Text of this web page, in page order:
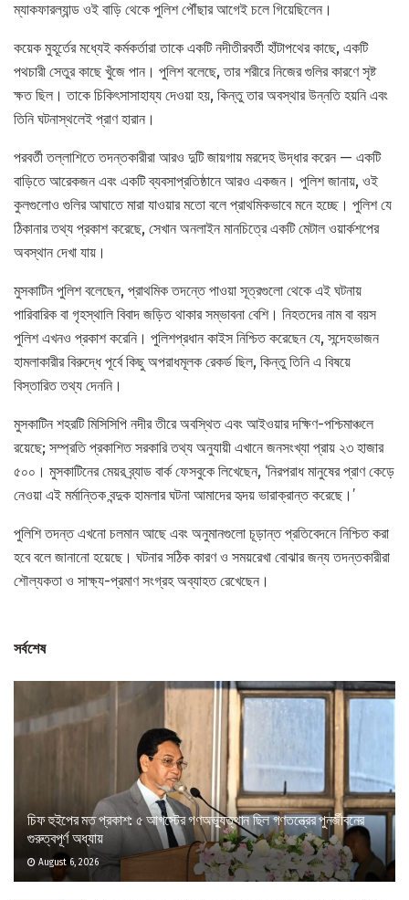
ম্যাকফারল্যান্ড ওই বাড়ি থেকে পুলিশ পৌঁছার আগেই চলে গিয়েছিলেন।
কয়েক মুহূর্তের মধ্যেই কর্মকর্তারা তাকে একটি নদীতীরবর্তী হাঁটাপথের কাছে, একটি
পথচারী সেতুর কাছে খুঁজে পান। পুলিশ বলেছে, তার শরীরে নিজের গুলির কারণে সৃষ্ট
ক্ষত ছিল। তাকে চিকিৎসাসাহায্য দেওয়া হয়, কিন্তু তার অবস্থার উন্নতি হয়নি এবং
তিনি ঘটনাস্থলেই প্রাণ হারান।
পরবর্তী তল্লাশিতে তদন্তকারীরা আরও দুটি জায়গায় মরদেহ উদ্ধার করেন — একটি
বাড়িতে আরেকজন এবং একটি ব্যবসাপ্রতিষ্ঠানে আরও একজন। পুলিশ জানায়, ওই
কুলগুলোও গুলির আঘাতে মারা যাওয়ার মতো বলে প্রাথমিকভাবে মনে হচ্ছে। পুলিশ যে
ঠিকানার তথ্য প্রকাশ করেছে, সেখান অনলাইন মানচিত্রে একটি মেটাল ওয়ার্কশপের
অবস্থান দেখা যায়।
মুসকাটিন পুলিশ বলেছেন, প্রাথমিক তদন্তে পাওয়া সূত্রগুলো থেকে এই ঘটনায়
পারিবারিক বা গৃহস্থালি বিবাদ জড়িত থাকার সম্ভাবনা বেশি। নিহতদের নাম বা বয়স
পুলিশ এখনও প্রকাশ করেনি। পুলিশপ্রধান কাইস নিশ্চিত করেছেন যে, সন্দেহভাজন
হামলাকারীর বিরুদ্ধে পূর্বে কিছু অপরাধমূলক রেকর্ড ছিল, কিন্তু তিনি এ বিষয়ে
বিস্তারিত তথ্য দেননি।
মুসকাটিন শহরটি মিসিসিপি নদীর তীরে অবস্থিত এবং আইওয়ার দক্ষিণ-পশ্চিমাঞ্চলে
রয়েছে; সম্প্রতি প্রকাশিত সরকারি তথ্য অনুযায়ী এখানে জনসংখ্যা প্রায় ২৩ হাজার
৫০০। মুসকাটিনের মেয়র ব্র্যাড বার্ক ফেসবুকে লিখেছেন, ‘নিরপরাধ মানুষের প্রাণ কেড়ে
নেওয়া এই মর্মান্তিক বন্দুক হামলার ঘটনা আমাদের হৃদয় ভারাক্রান্ত করেছে।’
পুলিশি তদন্ত এখনো চলমান আছে এবং অনুমানগুলো চূড়ান্ত প্রতিবেদনে নিশ্চিত করা
হবে বলে জানানো হয়েছে। ঘটনার সঠিক কারণ ও সময়রেখা বোঝার জন্য তদন্তকারীরা
শৌল্যকতা ও সাক্ষ্য-প্রমাণ সংগ্রহ অব্যাহত রেখেছেন।
সর্বশেষ
চিফ হুইপের মত প্রকাশ: ৫ আগস্টের গণঅভ্যুত্থান ছিল গণতন্ত্রের পুনর্জীবনের
গুরুত্বপূর্ণ অধ্যায়
August 6, 2026